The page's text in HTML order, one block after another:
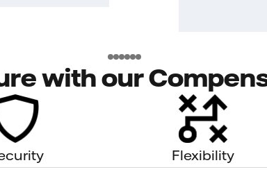
with our
Flexibility